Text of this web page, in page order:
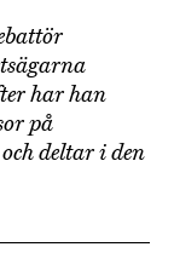
har han
på
deltar i den